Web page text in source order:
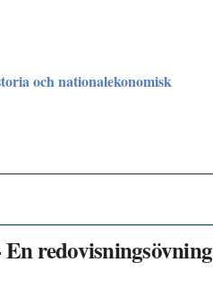
och nationalekonomisk
redovisningsövning